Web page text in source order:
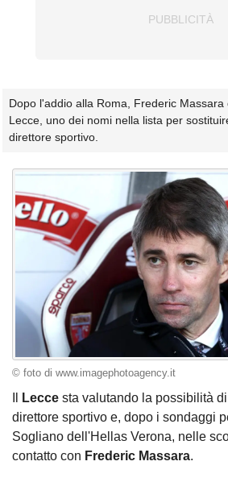
Dopo l'addio alla Roma, Frederic
Lecce, uno dei nomi nella lista per
direttore sportivo.
© foto di www.imagephotoagency.it
Lecce sta valutando la possibilità
direttore sportivo e, dopo i sondaggi
Sogliano dell'Hellas Verona, nelle
contatto con Frederic Massara.